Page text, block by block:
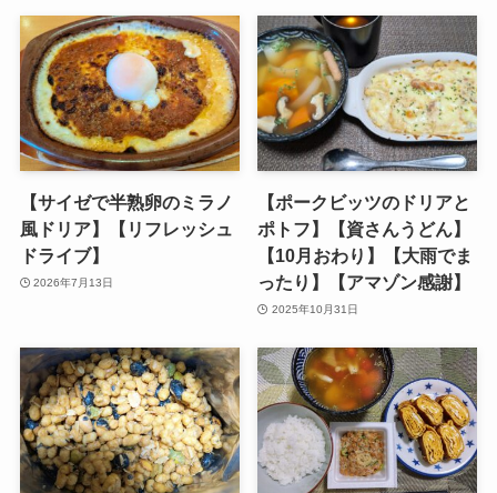
【サイゼで半熟卵のミラノ
風ドリア】【リフレッシュ
ドライブ】
2026年7月13日
【ポークビッツのドリアと
ポトフ】【資さんうどん】
【10月おわり】【大雨でま
ったり】【アマゾン感謝】
2025年10月31日